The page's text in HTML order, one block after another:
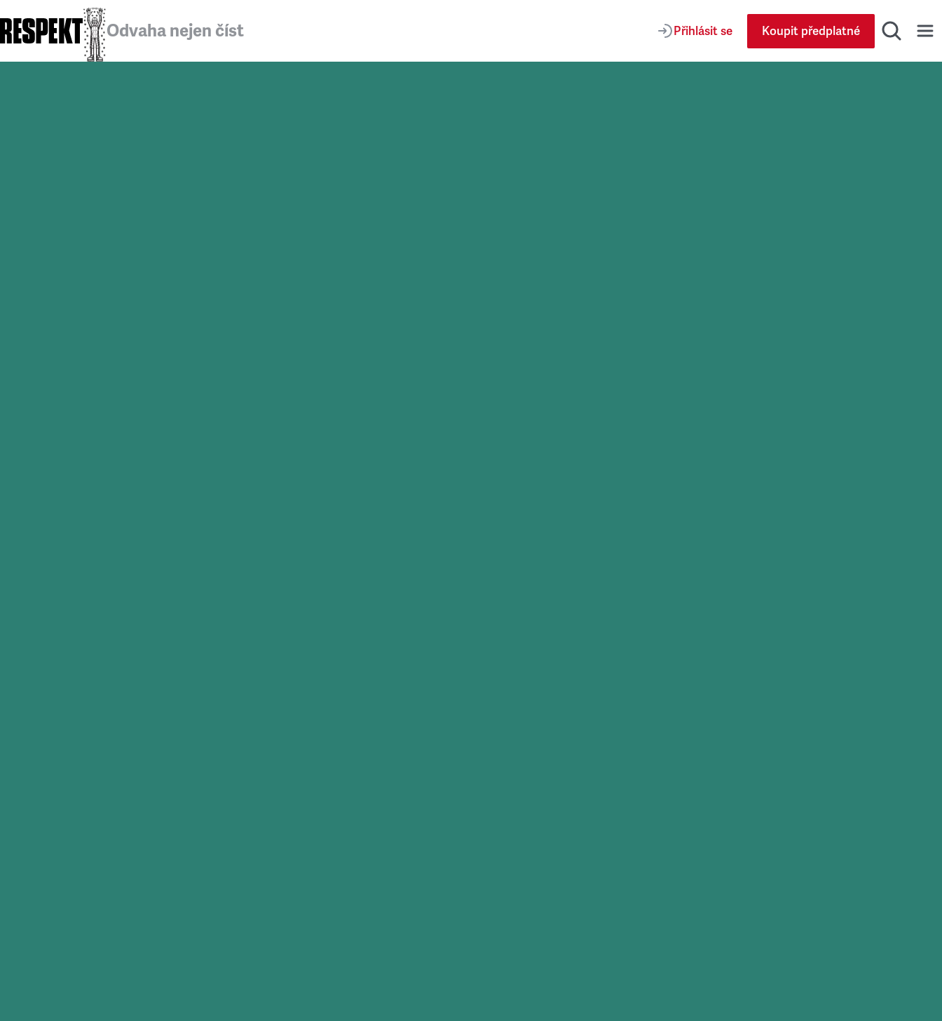
Odvaha nejen číst Přihlásit se Koupit předplatné